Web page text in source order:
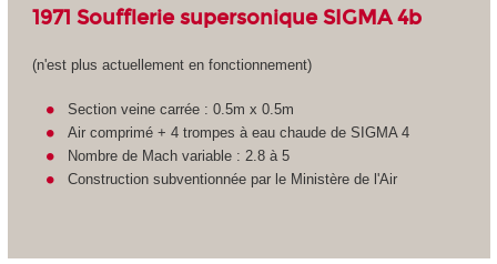
1971 Soufflerie supersonique SIGMA 4b
(n'est plus actuellement en fonctionnement)
Section veine carrée : 0.5m x 0.5m
Air comprimé + 4 trompes à eau chaude de SIGMA 4
Nombre de Mach variable : 2.8 à 5
Construction subventionnée par le Ministère de l'Air